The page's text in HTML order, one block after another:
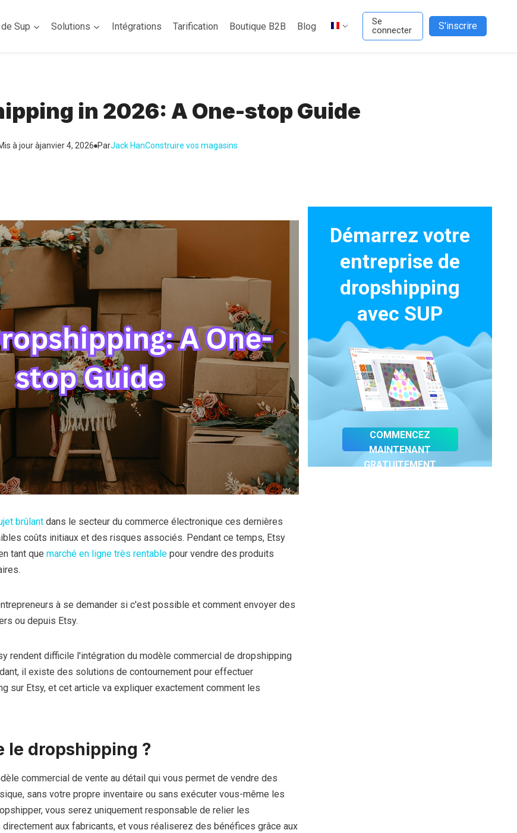
Sup Solutions Intégrations Tarification Boutique B2B Blog
Se
connecter
S'inscrire
in 2026: A One-stop Guide
à jour àjanvier 4, 2026 ParJack HanConstruire vos magasins
brûlantdans le secteur du commerce électronique ces dernières
coûts initiaux et des risques associés. Pendant ce temps, Etsy
tant que marché en ligne très rentablepour vendre des produits
à se demander si c'est possible et comment envoyer des
ou depuis Etsy.
rendent difficile l'intégration du modèle commercial de dropshipping
il existe des solutions de contournement pour effectuer
sur Etsy, et cet article va expliquer exactement comment les
le dropshipping ?
commercial de vente au détail qui vous permet de vendre des
sans votre propre inventaire ou sans exécuter vous-même les
vous serez uniquement responsable de relier les
aux fabricants, et vous réaliserez des bénéfices grâce aux
Démarrez votre
entreprise de
dropshipping
avec SUP
COMMENCEZ
MAINTENANT
GRATUITEMENT